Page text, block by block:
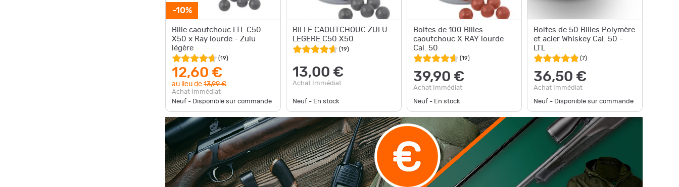
-10%
Bille caoutchouc LTL C50
X50 x Ray lourde - Zulu
légère
(19)
12,60 €
au lieu de 13,99 €
Achat Immédiat
Neuf - Disponible sur commande
BILLE CAOUTCHOUC ZULU
LEGERE C50 X50
(19)
13,00 €
Achat Immédiat
Neuf - En stock
Boites de 100 Billes
caoutchouc X RAY lourde
Cal. 50
(19)
39,90 €
Achat Immédiat
Neuf - En stock
Boites de 50 Billes Polymère
et acier Whiskey Cal. 50 -
LTL
(7)
36,50 €
Achat Immédiat
Neuf - Disponible sur commande